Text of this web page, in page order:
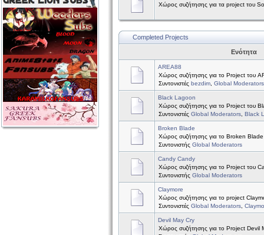
Χώρος συζήτησης για τα project του
Completed Projects
Ενότητα
AREA88
Χώρος συζήτησης για το Project του
Συντονιστές bezdim Global Moderators
Black Lagoon
Χώρος συζήτησης για το Project του
Συντονιστές Global Moderators Black
Broken Blade
Χώρος συζήτησης για το Broken Blade
Συντονιστής Global Moderators
Candy Candy
Χώρος συζήτησης για το Project του
Συντονιστής Global Moderators
Claymore
Χώρος συζήτησης για το project
Συντονιστές Global Moderators
Devil May Cry
Χώρος συζήτησης για το Project Devil